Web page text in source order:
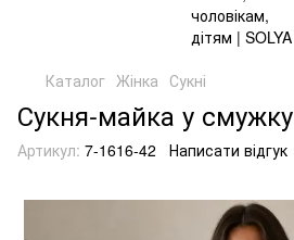
Каталог Жінка Сукні
Сукня-майка у смужку
Артикул: 7-1616-42 Написати відгук